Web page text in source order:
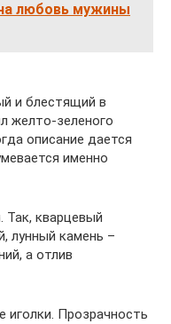
любовь мужины
и блестящий в
желто-зеленого
описание дается
именно
кварцевый
лунный камень –
а отлив
Прозрачность